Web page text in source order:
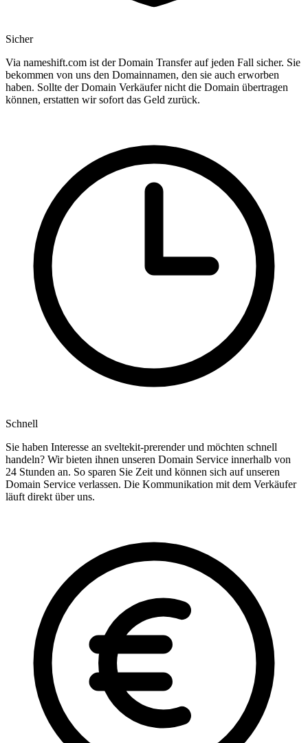
Sicher
Via nameshift.com ist der Domain Transfer auf jeden Fall sicher. Sie
bekommen von uns den Domainnamen, den sie auch erworben
haben. Sollte der Domain Verkäufer nicht die Domain übertragen
können, erstatten wir sofort das Geld zurück.
Schnell
Sie haben Interesse an sveltekit-prerender und möchten schnell
handeln? Wir bieten ihnen unseren Domain Service innerhalb von
24 Stunden an. So sparen Sie Zeit und können sich auf unseren
Domain Service verlassen. Die Kommunikation mit dem Verkäufer
läuft direkt über uns.